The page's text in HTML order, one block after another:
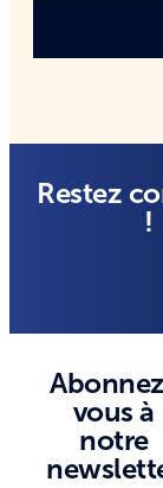
Restez
!
vous à
notre